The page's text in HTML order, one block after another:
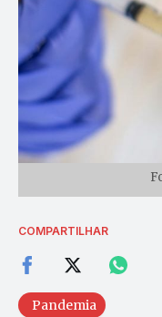
COMPARTILHAR
Pandemia